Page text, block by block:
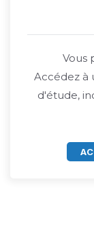
Vous
Accédez à
d'étude,